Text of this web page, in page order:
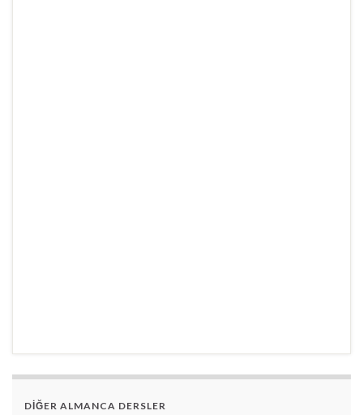
DİĞER ALMANCA DERSLER